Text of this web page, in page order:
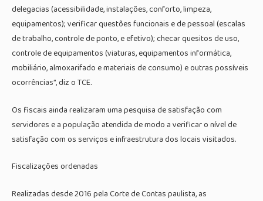
delegacias (acessibilidade, instalações, conforto, limpeza,
equipamentos); verificar questões funcionais e de pessoal (escalas
de trabalho, controle de ponto, e efetivo); checar quesitos de uso,
controle de equipamentos (viaturas, equipamentos informática,
mobiliário, almoxarifado e materiais de consumo) e outras possíveis
ocorrências”, diz o TCE.
Os fiscais ainda realizaram uma pesquisa de satisfação com
servidores e a população atendida de modo a verificar o nível de
satisfação com os serviços e infraestrutura dos locais visitados.
Fiscalizações ordenadas
Realizadas desde 2016 pela Corte de Contas paulista, as